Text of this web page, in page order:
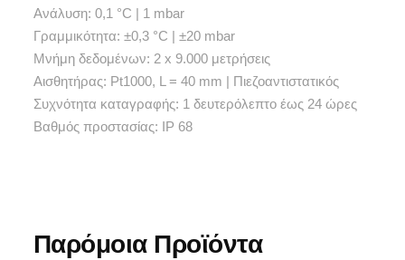
Ανάλυση: 0,1 °C | 1 mbar
Γραμμικότητα: ±0,3 °C | ±20 mbar
Μνήμη δεδομένων: 2 x 9.000 μετρήσεις
Αισθητήρας: Pt1000, L = 40 mm | Πιεζοαντιστατικός
Συχνότητα καταγραφής: 1 δευτερόλεπτο έως 24 ώρες
Βαθμός προστασίας: IP 68
Παρόμοια Προϊόντα